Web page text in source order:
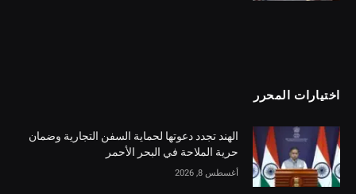
اختيارات المحرر
الهند تجدد دعوتها لحماية السفن التجارية وضمان
حرية الملاحة في البحر الأحمر
أغسطس 8, 2026